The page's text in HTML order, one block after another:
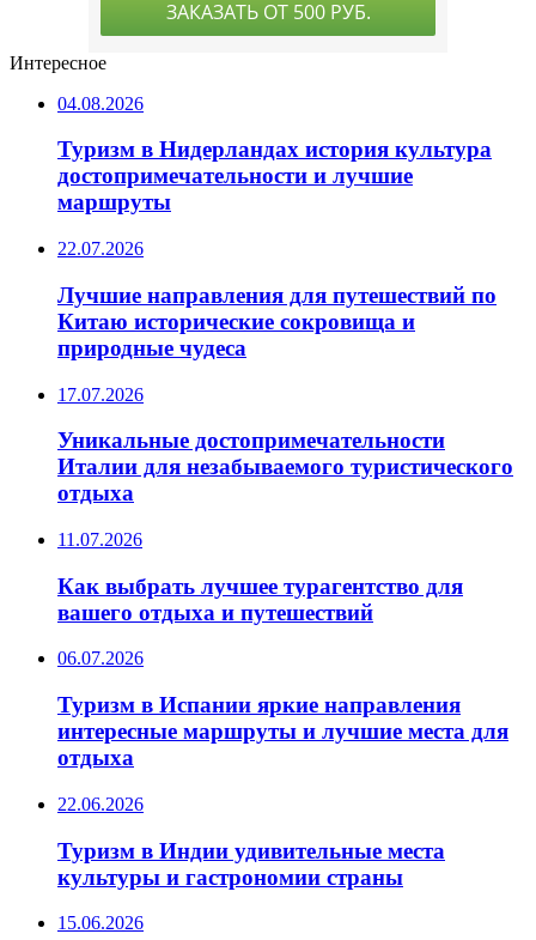
Интересное
04.08.2026
Туризм в Нидерландах история культура
достопримечательности и лучшие
маршруты
22.07.2026
Лучшие направления для путешествий по
Китаю исторические сокровища и
природные чудеса
17.07.2026
Уникальные достопримечательности
Италии для незабываемого туристического
отдыха
11.07.2026
Как выбрать лучшее турагентство для
вашего отдыха и путешествий
06.07.2026
Туризм в Испании яркие направления
интересные маршруты и лучшие места для
отдыха
22.06.2026
Туризм в Индии удивительные места
культуры и гастрономии страны
15.06.2026